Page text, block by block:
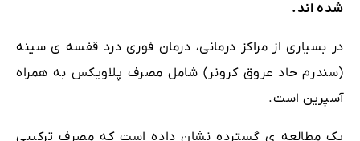
شده اند.
در بسیاری از مراکز درمانی، درمان فوری درد قفسه ی سینه
(سندرم حاد عروق کرونر) شامل مصرف پلاویکس به همراه
آسپرین است.
یک مطالعه ی گسترده نشان داده است که مصرف ترکیبی